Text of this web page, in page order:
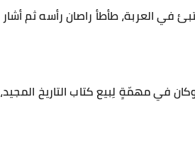
في العربة، طأطأ راصان رأسه ثم أشار
في مهمّةٍ لِبيع كتاب التاريخ المجيد،